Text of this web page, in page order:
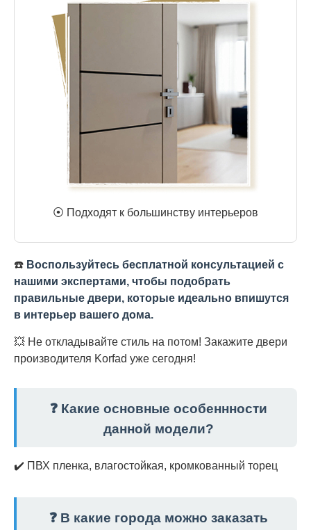
⦿ Подходят к большинству интерьеров
☎️ Воспользуйтесь бесплатной консультацией с
нашими экспертами, чтобы подобрать
правильные двери, которые идеально впишутся
в интерьер вашего дома.
💥 Не откладывайте стиль на потом! Закажите двери
производителя Korfad уже сегодня!
❓ Какие основные особеннности
данной модели?
✔️ ПВХ пленка, влагостойкая, кромкованный торец
❓ В какие города можно заказать